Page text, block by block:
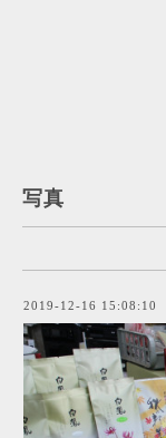
写真
2019-12-16 15:08:10